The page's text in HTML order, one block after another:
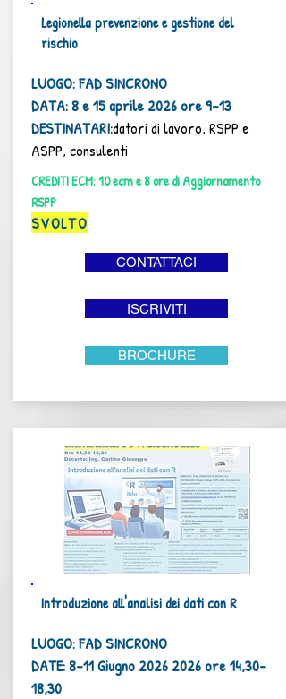
Legionella prevenzione e gestione del
rischio
LUOGO: FAD SINCRONO
DATA: 8 e 15 aprile 2026 ore 9-13
DESTINATARI:datori di lavoro, RSPP e
ASPP, consulenti
CREDITI ECM: 10 ecm e 8 ore di Aggiornamento
RSPP
SVOLTO
CONTATTACI
ISCRIVITI
BROCHURE
Introduzione all'analisi dei dati con R
LUOGO: FAD SINCRONO
DATE: 8-11 Giugno 2026 2026ore 14,30-
18,30